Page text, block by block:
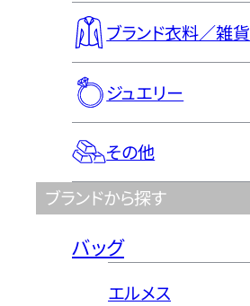
ブランド衣料／雑貨
ジュエリー
その他
ブランドから探す
バッグ
エルメス